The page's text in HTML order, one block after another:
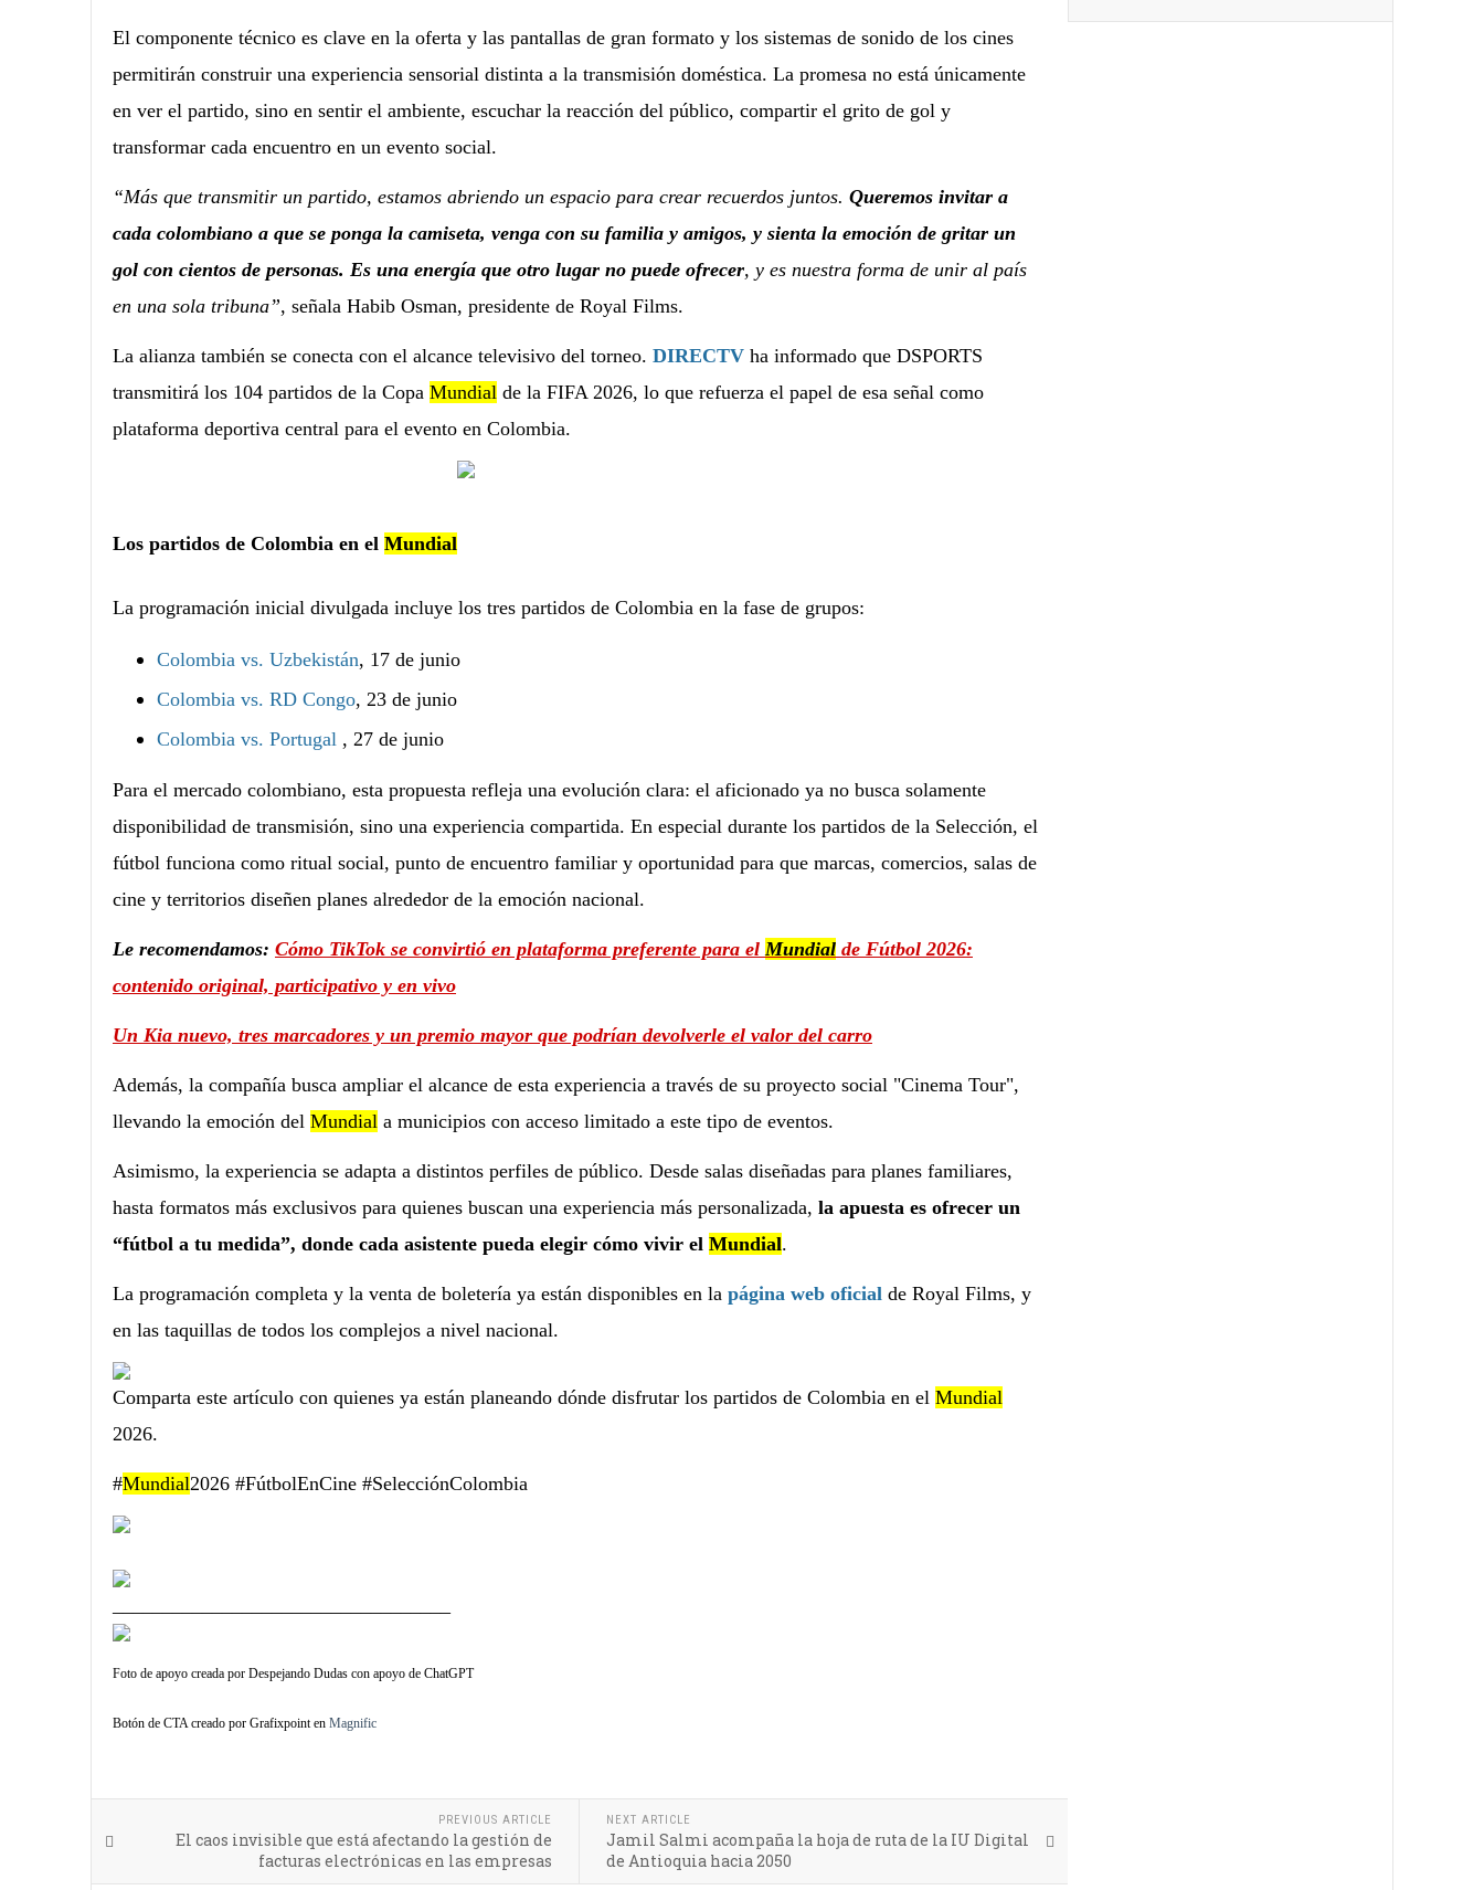
El componente técnico es clave en la oferta y las pantallas de gran formato y los sistemas de sonido de los cines
permitirán construir una experiencia sensorial distinta a la transmisión doméstica. La promesa no está únicamente
en ver el partido, sino en sentir el ambiente, escuchar la reacción del público, compartir el grito de gol y
transformar cada encuentro en un evento social.
“Más que transmitir un partido, estamos abriendo un espacio para crear recuerdos juntos. Queremos invitar a
cada colombiano a que se ponga la camiseta, venga con su familia y amigos, y sienta la emoción de gritar un
gol con cientos de personas. Es una energía que otro lugar no puede ofrecer, y es nuestra forma de unir al país
en una sola tribuna”, señala Habib Osman, presidente de Royal Films.
La alianza también se conecta con el alcance televisivo del torneo. DIRECTV ha informado que DSPORTS
transmitirá los 104 partidos de la Copa Mundial de la FIFA 2026, lo que refuerza el papel de esa señal como
plataforma deportiva central para el evento en Colombia.
Los partidos de Colombia en el Mundial
La programación inicial divulgada incluye los tres partidos de Colombia en la fase de grupos:
Colombia vs. Uzbekistán, 17 de junio
Colombia vs. RD Congo, 23 de junio
Colombia vs. Portugal , 27 de junio
Para el mercado colombiano, esta propuesta refleja una evolución clara: el aficionado ya no busca solamente
disponibilidad de transmisión, sino una experiencia compartida. En especial durante los partidos de la Selección, el
fútbol funciona como ritual social, punto de encuentro familiar y oportunidad para que marcas, comercios, salas de
cine y territorios diseñen planes alrededor de la emoción nacional.
Le recomendamos: Cómo TikTok se convirtió en plataforma preferente para elMundial de Fútbol 2026:
contenido original, participativo y en vivo
Un Kia nuevo, tres marcadores y un premio mayor que podrían devolverle el valor del carro
Además, la compañía busca ampliar el alcance de esta experiencia a través de su proyecto social "Cinema Tour",
llevando la emoción del Mundial a municipios con acceso limitado a este tipo de eventos.
Asimismo, la experiencia se adapta a distintos perfiles de público. Desde salas diseñadas para planes familiares,
hasta formatos más exclusivos para quienes buscan una experiencia más personalizada, la apuesta es ofrecer un
“fútbol a tu medida”, donde cada asistente pueda elegir cómo vivir el Mundial.
La programación completa y la venta de boletería ya están disponibles en la página web oficial de Royal Films, y
en las taquillas de todos los complejos a nivel nacional.
Comparta este artículo con quienes ya están planeando dónde disfrutar los partidos de Colombia en el Mundial
2026.
#Mundial2026 #FútbolEnCine #SelecciónColombia
Foto de apoyo creada por Despejando Dudas con apoyo de ChatGPT
Botón de CTA creado por Grafixpoint en Magnific
PREVIOUS ARTICLE
El caos invisible que está afectando la gestión de
facturas electrónicas en las empresas
NEXT ARTICLE
Jamil Salmi acompaña la hoja de ruta de la IU Digital
de Antioquia hacia 2050